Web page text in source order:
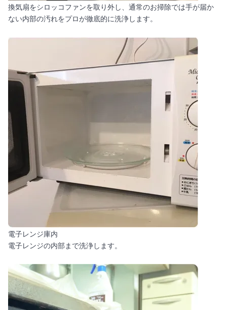
換気扇をシロッコファンを取り外し、通常のお掃除では手が届か
ない内部の汚れをプロが徹底的に洗浄します。
電子レンジ庫内
電子レンジの内部まで洗浄します。